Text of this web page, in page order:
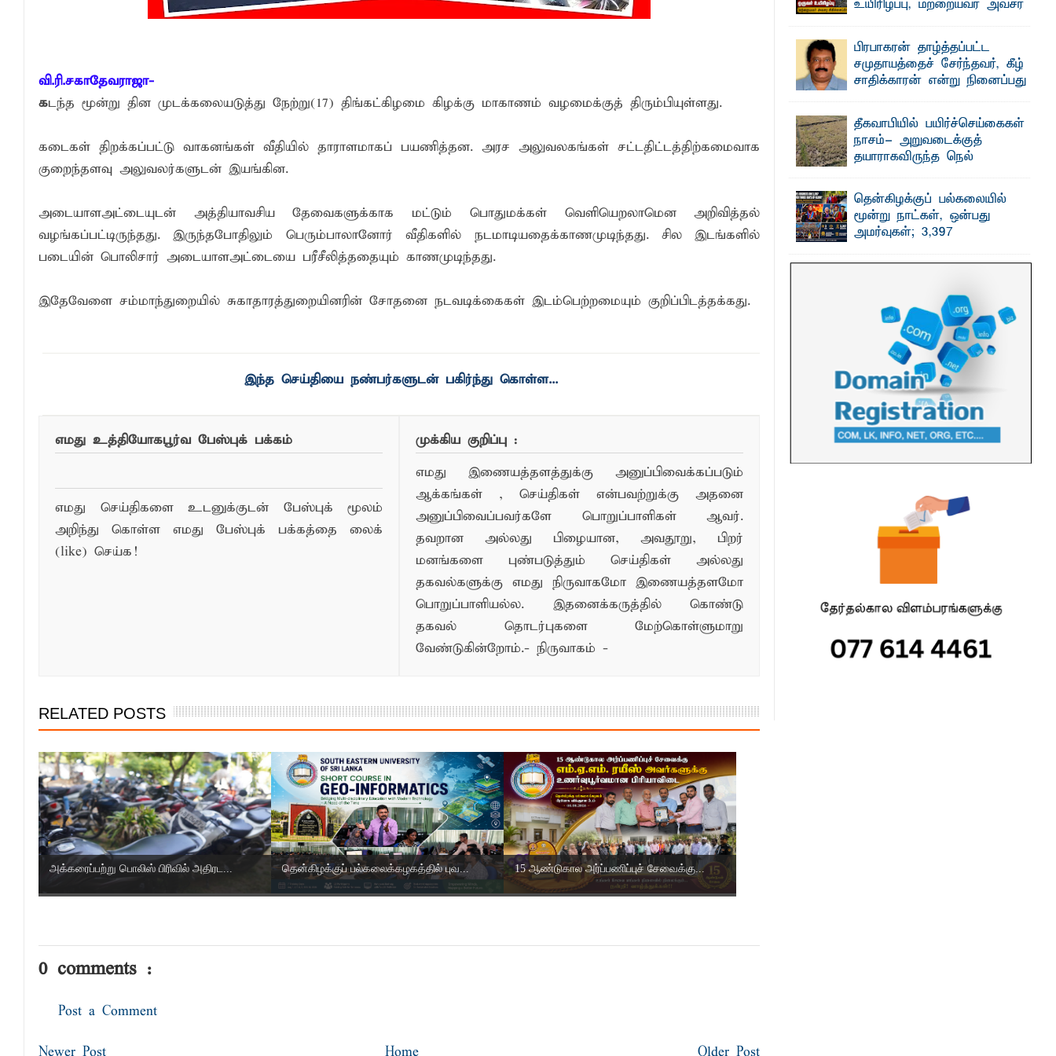
சுகாதார விதிமுறைகளை மீறிய வியாபாரிகளுக்கு எதிராகச் சட்ட நடவடிக்கை! மனித நுகர்வுக்குப் பொருத்தமற்ற உணவுகள் கைப்பற்றப்பட்டுக் அழிப்பு
மாளிகைக்காட்டிற்கு நிரந்தர மாற்று மையவாடி அமைப்பது குறித்து விசேட ஆலோசனைக் கூட்டம் : மக்களின் நீண்டகால தேவைக்கு தீர்வு காண
ஒருமித்த நடவடிக்கைக்கு முஸ்தீபு
வி.ரி.சகாதேவராஜா-
கடந்த மூன்று தின முடக்கலையடுத்து நேற்று(17) திங்கட்கிழமை கிழக்கு மாகாணம் வழமைக்குத் திரும்பியுள்ளது.
கடைகள் திறக்கப்பட்டு வாகனங்கள் வீதியில் தாராளமாகப் பயணித்தன. அரச அலுவலகங்கள் சட்டதிட்டத்திற்கமைவாக
குறைந்தளவு அலுவலர்களுடன் இயங்கின.
அடையாளஅட்டையுடன் அத்தியாவசிய தேவைகளுக்காக மட்டும் பொதுமக்கள் வெளியெறலாமென அறிவித்தல்
வழங்கப்பட்டிருந்தது. இருந்தபோதிலும் பெரும்பாலானோர் வீதிகளில் நடமாடியதைக்காணமுடிந்தது. சில இடங்களில்
படையின் பொலிசார் அடையாளஅட்டையை பரீசீலித்ததையும் காணமுடிந்தது.
இதேவேளை சம்மாந்துறையில் சுகாதாரத்துறையினரின் சோதனை நடவடிக்கைகள் இடம்பெற்றமையும் குறிப்பிடத்தக்கது.
எமது உத்தியோகபூர்வ பேஸ்புக் பக்கம்
எமது செய்திகளை உடனுக்குடன் பேஸ்புக் மூலம்
அறிந்து கொள்ள எமது பேஸ்புக் பக்கத்தை லைக்
(like) செய்க!
முக்கிய குறிப்பு :
எமது இணையத்தளத்துக்கு அனுப்பிவைக்கப்படும்
ஆக்கங்கள் , செய்திகள் என்பவற்றுக்கு அதனை
அனுப்பிவைப்பவர்களே பொறுப்பாளிகள் ஆவர்.
தவறான அல்லது பிழையான, அவதூறு, பிறர்
மனங்களை புண்படுத்தும் செய்திகள் அல்லது
தகவல்களுக்கு எமது நிருவாகமோ இணையத்தளமோ
பொறுப்பாளியல்ல. இதனைக்கருத்தில் கொண்டு
தகவல் தொடர்புகளை மேற்கொள்ளுமாறு
வேண்டுகின்றோம்.- நிருவாகம் -
RELATED POSTS
அக்கரைப்பற்று பொலிஸ் பிரிவில் அதிரட... தென்கிழக்குப் பல்கலைக்கழகத்தில் புவ... 15 ஆண்டுகால அர்ப்பணிப்புச் சேவைக்கு...
0 comments :
Post a Comment
Newer Post Older Post
Home
உயிரிழப்பு, மற்றையவர் அவசர
அனுமதிக்கப்பட்டுள்ளார்.
ஷனா- அ ம்பாறை மாவட்டம் கல்முனை
ஆதார வைத்தியசாலைக்கு அருகாமையில்
உள்ள கல்முனை - பாண்டிருப்பு ...
பிரபாகரன் தாழ்த்தப்பட்ட
சமுதாயத்தைச் சேர்ந்தவர், கீழ்
சாதிக்காரன் என்று நினைப்பது
சரியா..?
விடுதலைப் புலிகளின் தலைவர் பிரபாகரன்
அவர்கள் வெள்ளாளரல்லாதவர் என்பதால்
அவர் தாழ்த்தப்பட்ட ...
தீகவாபியில் பயிர்ச்செய்கைகள்
நாசம்- அறுவடைக்குத்
தயாராகவிருந்த நெல்
காட்டு யானைகள்
பாறுக் ஷிஹான்- அ ம்பாறை மாவட்டத்தின்
தீகவாபி பிரதேசத்தில் அறுவடைக்குத்
தயாரான நிலையில் காணப்பட்ட பல ...
தென்கிழக்குப் பல்கலையில்
மூன்று நாட்கள், ஒன்பது
அமர்வுகள்; 3,397
சிறந்த மாணவர்களுக்கு
எம்.வை. அமீர்- ஒ லுவிலில் அமைந்துள்ள
தென்கிழக்குப் பல்கலைக்கழகத்தின்
18ஆவது பொதுப் பட்டமளிப்பு விழா ...